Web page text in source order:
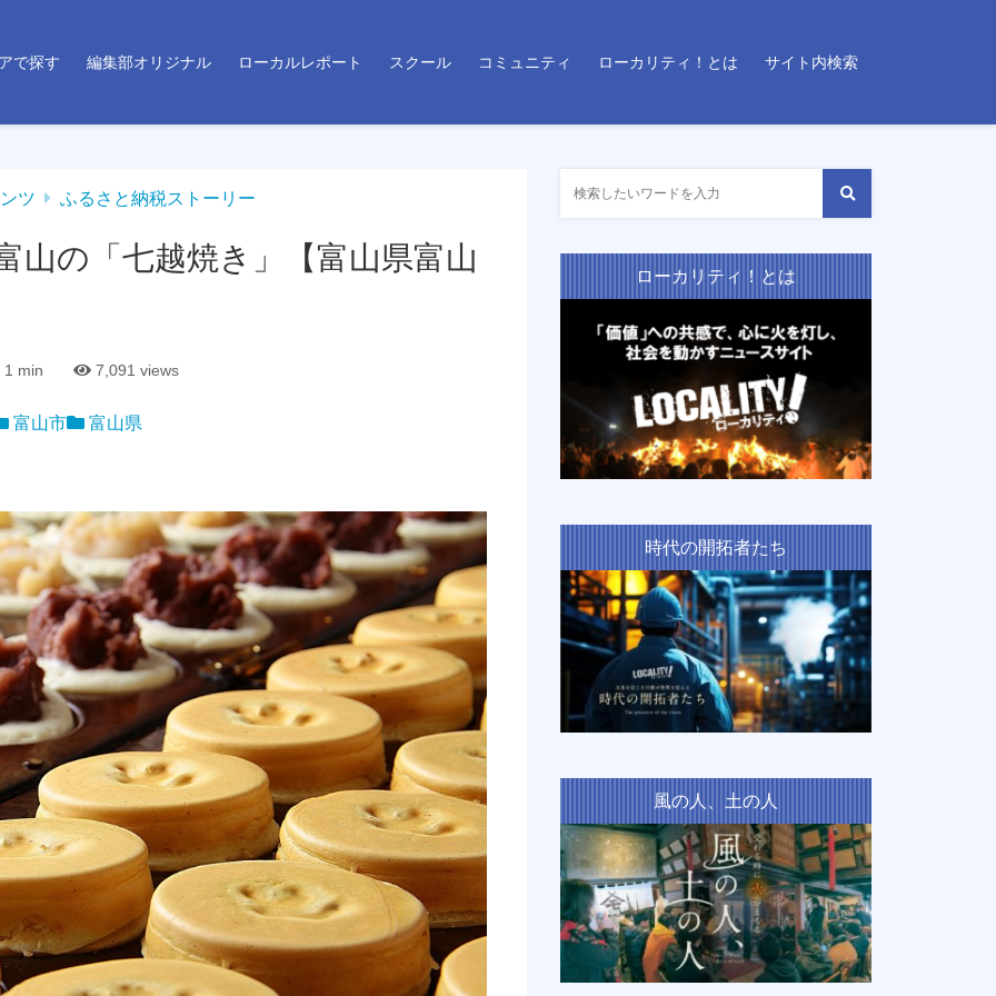
で探す 編集部オリジナル ローカルレポート スクール コミュニティ ローカリティ！とは サイト内検索
ツ ふるさと納税ストーリー
の「七越焼き」【富山県富山
1 min 7,091 views
富山市 富山県
ローカリティ！とは
時代の開拓者たち
風の人、土の人